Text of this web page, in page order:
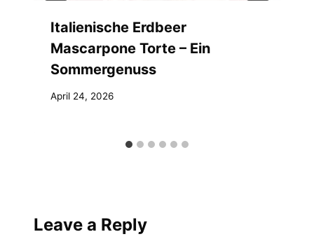
Italienische Erdbeer
Mascarpone Torte – Ein
Sommergenuss
April 24, 2026
Leave a Reply